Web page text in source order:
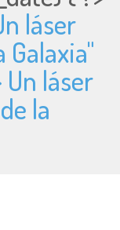
láser
Galaxia"
Un láser
la